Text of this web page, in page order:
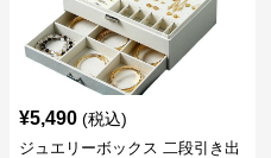
¥5,490 (税込)
ジュエリーボックス 二段引き出